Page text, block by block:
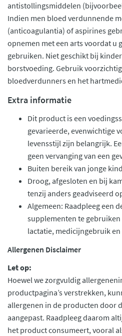
antistollingsmiddelen
Indien men bloed verdunnende
(anticoagulantia) of aspirines
opnemen met een arts voordat u
gebruiken. Niet geschikt bij
borstvoeding. Gebruik
bloedverdunners en het
Extra informatie
Dit product is een
gevarieerde, evenwichtige
levensstijl zijn belangrijk.
geen vervanging van een
Buiten bereik van jonge
Droog, afgesloten en bij
tenzij anders geadviseerd
Algemeen: Raadpleeg een
supplementen te gebruiken
lactatie, medicijngebruik en
Allergenen Disclaimer
Let op:
Hoewel we zorgvuldig
productpagina’s verstrekken,
allergenen in de producten door
aangepast. Raadpleeg daarom
het product consumeert, vooral